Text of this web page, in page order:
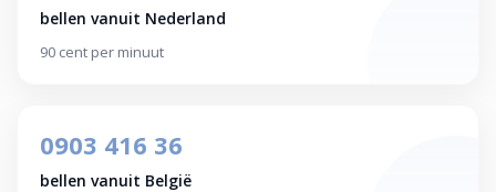
bellen vanuit Nederland
90 cent per minuut
0903 416 36
bellen vanuit België